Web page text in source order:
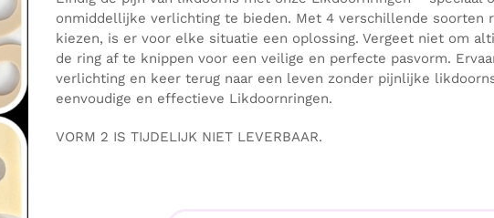
onmiddellijke verlichting te bieden. Met 4 verschillende soorten
kiezen, is er voor elke situatie een oplossing. Vergeet niet om
de ring af te knippen voor een veilige en perfecte pasvorm.
verlichting en keer terug naar een leven zonder pijnlijke
eenvoudige en effectieve Likdoornringen.
VORM 2 IS TIJDELIJK NIET LEVERBAAR.